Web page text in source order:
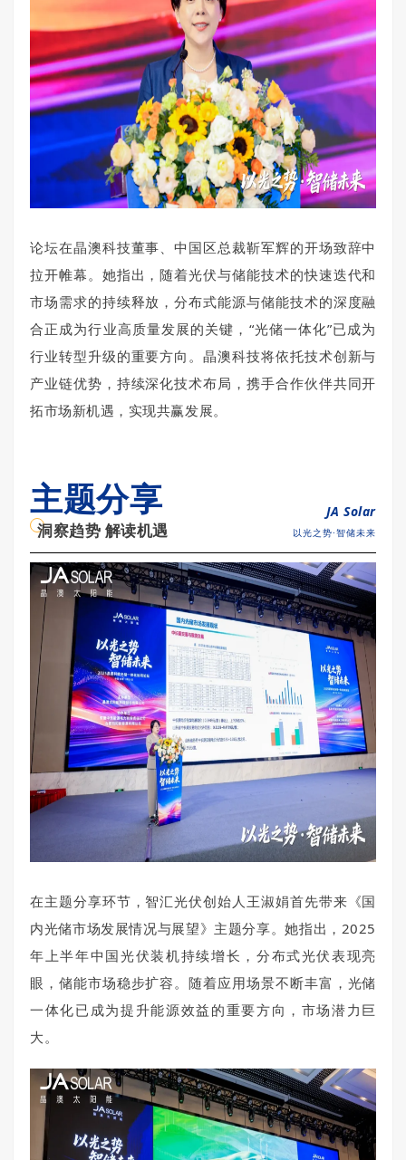
论坛在晶澳科技董事、中国区总裁靳军辉的开场致辞中
拉开帷幕。她指出，随着光伏与储能技术的快速迭代和
市场需求的持续释放，分布式能源与储能技术的深度融
合正成为行业高质量发展的关键，“光储一体化”已成为
行业转型升级的重要方向。晶澳科技将依托技术创新与
产业链优势，持续深化技术布局，携手合作伙伴共同开
拓市场新机遇，实现共赢发展。
主题分享
洞察趋势 解读机遇
JA Solar
以光之势·智储未来
在主题分享环节，智汇光伏创始人王淑娟首先带来《国
内光储市场发展情况与展望》主题分享。她指出，2025
年上半年中国光伏装机持续增长，分布式光伏表现亮
眼，储能市场稳步扩容。随着应用场景不断丰富，光储
一体化已成为提升能源效益的重要方向，市场潜力巨
大。